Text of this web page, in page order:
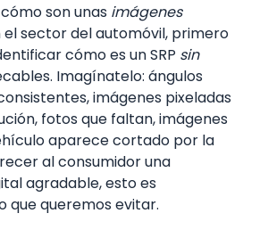
son unas imágenes
sector del automóvil, primero
cómo es un SRP sin
Imagínatelo: ángulos
imágenes pixeladas
fotos que faltan, imágenes
aparece cortado por la
al consumidor una
agradable, esto es
que queremos evitar.